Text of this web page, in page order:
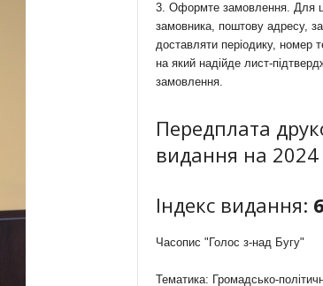
3. Оформте замовлення. Для
замовника, поштову адресу,
доставляти періодику, номер
на який надійде лист-
замовлення.
Передплата
видання на 2024
Індекс видання:
Часопис "Голос з-над Бугу"
Тематика: Громадсько-